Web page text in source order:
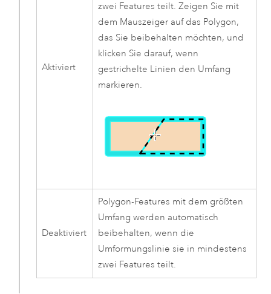
Aktiviert
zwei Features teilt. Zeigen Sie mit
dem Mauszeiger auf das Polygon,
das Sie beibehalten möchten, und
klicken Sie darauf, wenn
gestrichelte Linien den Umfang
markieren.
Deaktiviert
Polygon-Features mit dem größten
Umfang werden automatisch
beibehalten, wenn die
Umformungslinie sie in mindestens
zwei Features teilt.